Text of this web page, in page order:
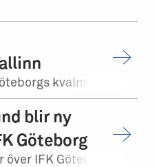
blir ny
Göteborg